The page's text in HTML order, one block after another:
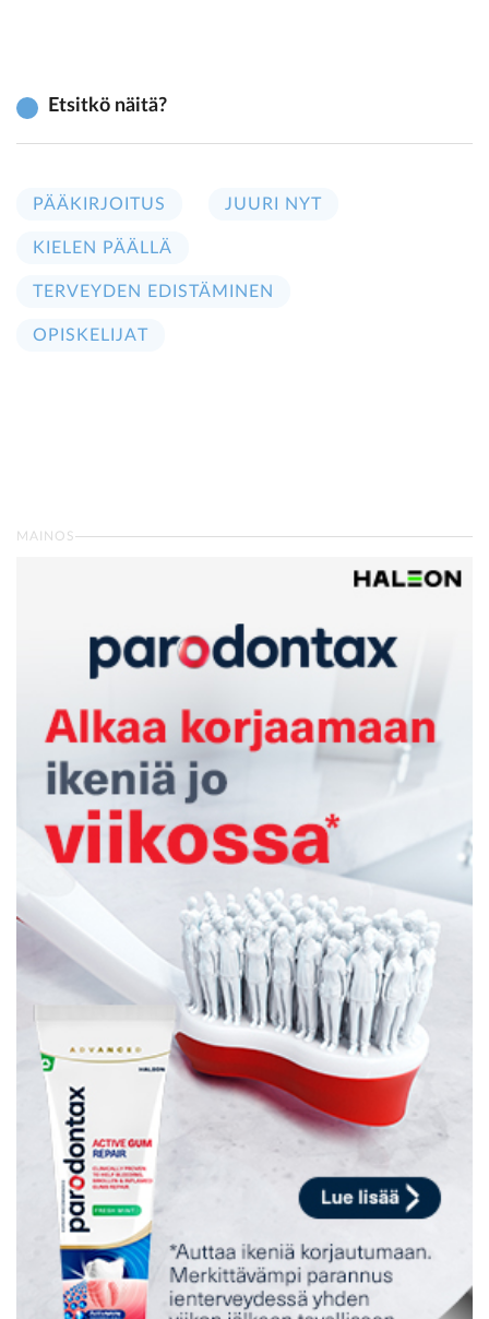
Etsitkö näitä?
PÄÄKIRJOITUS JUURI NYT
KIELEN PÄÄLLÄ
TERVEYDEN EDISTÄMINEN
OPISKELIJAT
MAINOS